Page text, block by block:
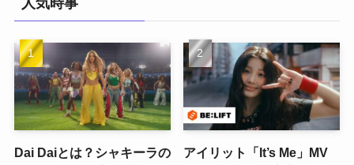
Dai Daiとは？シャキーラの
アイリット「It’s Me」MV